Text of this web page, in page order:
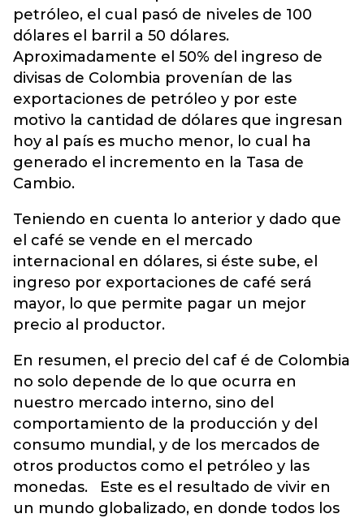
petróleo, el cual pasó de niveles de 100
dólares el barril a 50 dólares.
Aproximadamente el 50% del ingreso de
divisas de Colombia provenían de las
exportaciones de petróleo y por este
motivo la cantidad de dólares que ingresan
hoy al país es mucho menor, lo cual ha
generado el incremento en la Tasa de
Cambio.
Teniendo en cuenta lo anterior y dado que
el café se vende en el mercado
internacional en dólares, si éste sube, el
ingreso por exportaciones de café será
mayor, lo que permite pagar un mejor
precio al productor.
En resumen, el precio del caf é de Colombia
no solo depende de lo que ocurra en
nuestro mercado interno, sino del
comportamiento de la producción y del
consumo mundial, y de los mercados de
otros productos como el petróleo y las
monedas. Este es el resultado de vivir en
un mundo globalizado, en donde todos los